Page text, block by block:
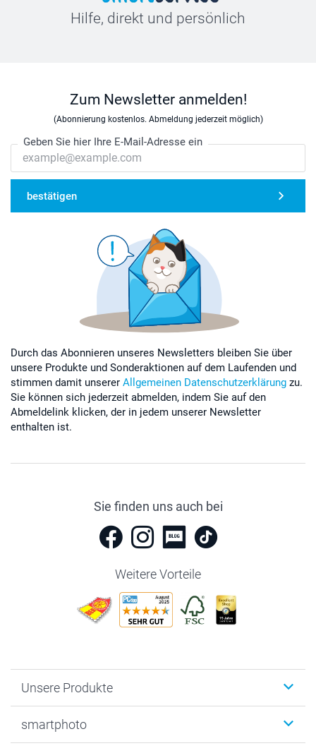
Hilfe, direkt und persönlich
Zum Newsletter anmelden!
(Abonnierung kostenlos. Abmeldung jederzeit möglich)
Geben Sie hier Ihre E-Mail-Adresse ein
bestätigen
Durch das Abonnieren unseres Newsletters bleiben Sie über
unsere Produkte und Sonderaktionen auf dem Laufenden und
stimmen damit unserer Allgemeinen Datenschutzerklärung zu.
Sie können sich jederzeit abmelden, indem Sie auf den
Abmeldelink klicken, der in jedem unserer Newsletter
enthalten ist.
Sie finden uns auch bei
Weitere Vorteile
Unsere Produkte
Fotogeschenke
smartphoto